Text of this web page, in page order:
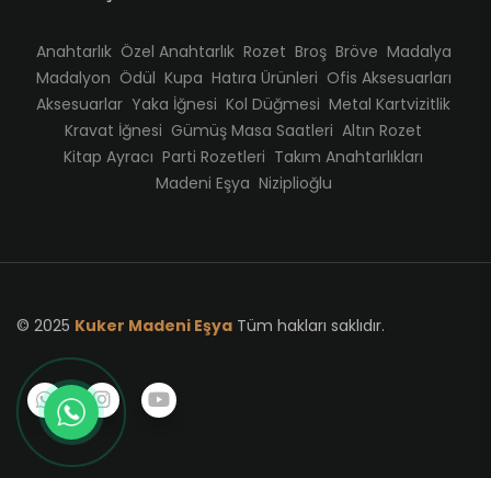
Anahtarlık Özel Anahtarlık Rozet Broş Bröve Madalya
Madalyon Ödül Kupa Hatıra Ürünleri Ofis Aksesuarları
Aksesuarlar Yaka İğnesi Kol Düğmesi Metal Kartvizitlik
Kravat İğnesi Gümüş Masa Saatleri Altın Rozet
Kitap Ayracı Parti Rozetleri Takım Anahtarlıkları
Madeni Eşya Niziplioğlu
© 2025 Kuker Madeni Eşya Tüm hakları saklıdır.